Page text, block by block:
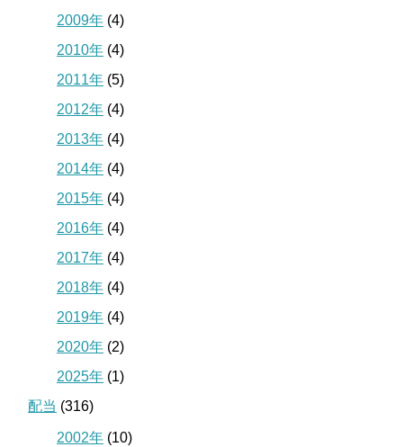
2009年 (4)
2010年 (4)
2011年 (5)
2012年 (4)
2013年 (4)
2014年 (4)
2015年 (4)
2016年 (4)
2017年 (4)
2018年 (4)
2019年 (4)
2020年 (2)
2025年 (1)
配当 (316)
2002年 (10)